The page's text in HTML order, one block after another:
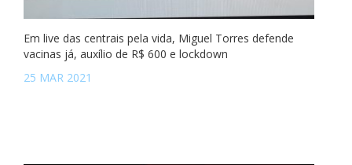
Em live das centrais pela vida, Miguel Torres defende
vacinas já, auxílio de R$ 600 e lockdown
25 MAR 2021